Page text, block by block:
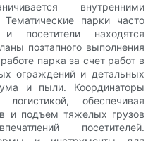
внутренними
парки часто
посетители находятся
поэтапного выполнения
парка за счет работ в
ограждений и детальных
и пыли. Координаторы
обеспечивая
и подъем тяжелых грузов
посетителей.